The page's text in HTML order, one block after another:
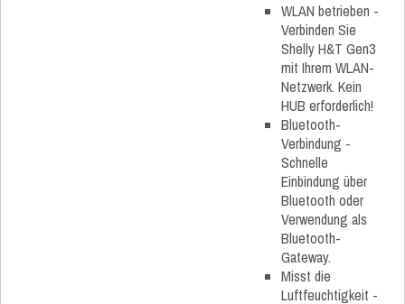
WLAN betrieben -
Verbinden Sie
Shelly H&T Gen3
mit Ihrem WLAN-
Netzwerk. Kein
HUB erforderlich!
Bluetooth-
Verbindung -
Schnelle
Einbindung über
Bluetooth oder
Verwendung als
Bluetooth-
Gateway.
Misst die
Luftfeuchtigkeit -